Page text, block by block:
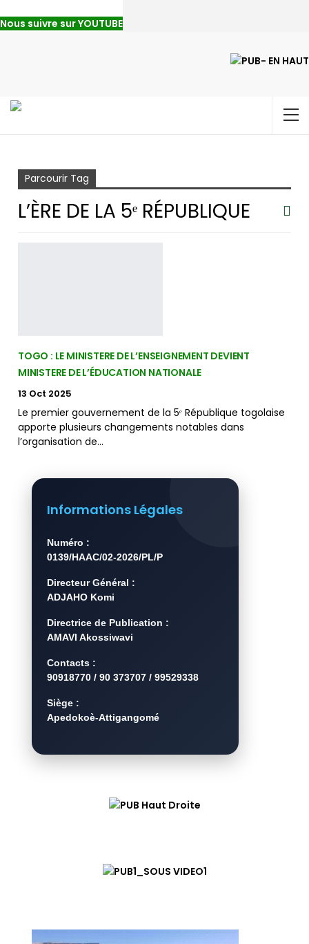
Nous suivre sur YOUTUBE
Parcourir Tag
L’ÈRE DE LA 5ᵉ RÉPUBLIQUE
TOGO : LE MINISTERE DE L’ENSEIGNEMENT DEVIENT
MINISTERE DE L’ÉDUCATION NATIONALE
13 Oct 2025
Le premier gouvernement de la 5ᵉ République togolaise
apporte plusieurs changements notables dans
l’organisation de…
Informations Légales
Numéro :
0139/HAAC/02-2026/PL/P
Directeur Général :
ADJAHO Komi
Directrice de Publication :
AMAVI Akossiwavi
Contacts :
90918770 / 90 373707 / 99529338
Siège :
Apedokoè-Attigangomé